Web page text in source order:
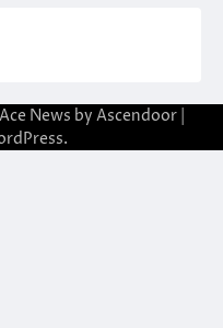
Ace News by Ascendoor
.